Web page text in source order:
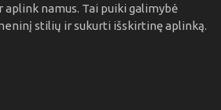
aplink namus. Tai puiki galimybė
stilių ir sukurti išskirtinę aplinką.